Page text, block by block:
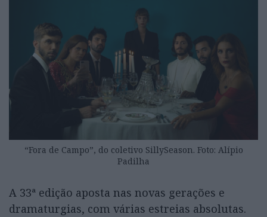
“Fora de Campo”, do coletivo SillySeason. Foto: Alípio
Padilha
A 33ª edição aposta nas novas gerações e
dramaturgias, com várias estreias absolutas.